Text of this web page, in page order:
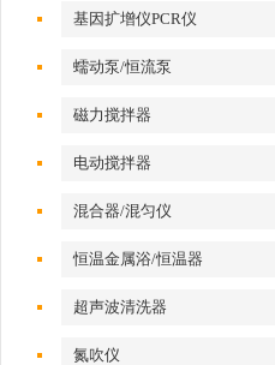
基因扩增仪PCR仪
蠕动泵/恒流泵
磁力搅拌器
电动搅拌器
混合器/混匀仪
恒温金属浴/恒温器
超声波清洗器
氮吹仪